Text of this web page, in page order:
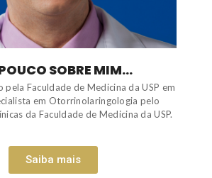
SOBRE MIM...
Faculdade de Medicina da USP em
em Otorrinolaringologia pelo
da Faculdade de Medicina da USP.
Saiba mais